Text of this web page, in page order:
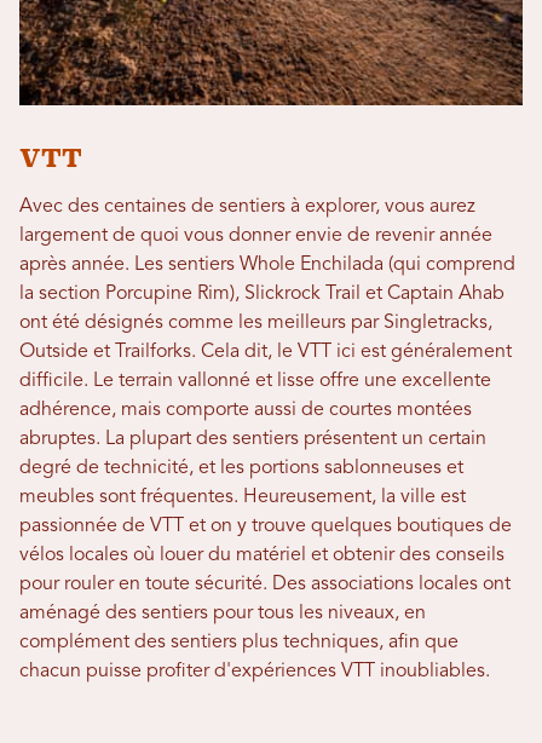
VTT
Avec des centaines de sentiers à explorer, vous aurez
largement de quoi vous donner envie de revenir année
après année. Les sentiers Whole Enchilada (qui comprend
la section Porcupine Rim), Slickrock Trail et Captain Ahab
ont été désignés comme les meilleurs par Singletracks,
Outside et Trailforks. Cela dit, le VTT ici est généralement
difficile. Le terrain vallonné et lisse offre une excellente
adhérence, mais comporte aussi de courtes montées
abruptes. La plupart des sentiers présentent un certain
degré de technicité, et les portions sablonneuses et
meubles sont fréquentes. Heureusement, la ville est
passionnée de VTT et on y trouve quelques boutiques de
vélos locales où louer du matériel et obtenir des conseils
pour rouler en toute sécurité. Des associations locales ont
aménagé des sentiers pour tous les niveaux, en
complément des sentiers plus techniques, afin que
chacun puisse profiter d'expériences VTT inoubliables.